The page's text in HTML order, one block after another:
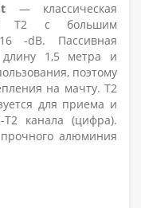
— классическая
Т2 с большим
-dB. Пассивная
длину 1,5 метра и
поэтому
на мачту. Т2
для приема и
T2 канала (цифра).
алюминия